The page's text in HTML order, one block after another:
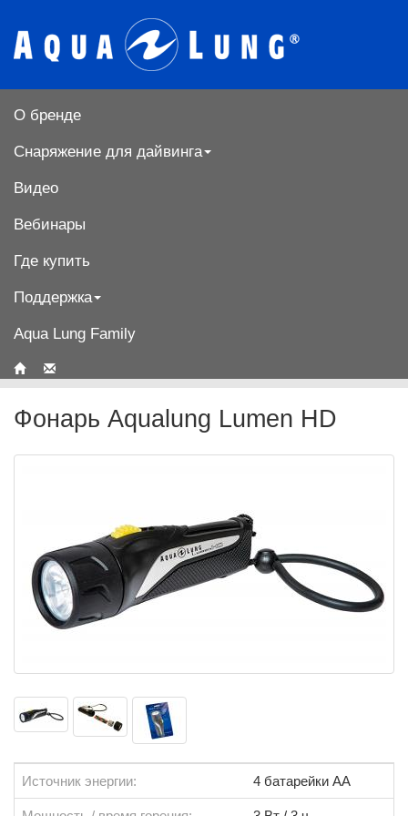
О бренде
Снаряжение для дайвинга
Видео
Вебинары
Где купить
Поддержка
Aqua Lung Family
Фонарь Aqualung Lumen HD
Источник энергии: 4 батарейки АА